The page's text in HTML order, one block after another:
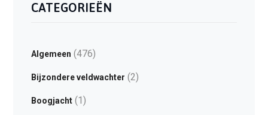
CATEGORIEËN
Algemeen (476)
Bijzondere veldwachter (2)
Boogjacht(1)